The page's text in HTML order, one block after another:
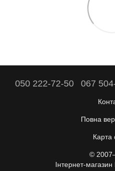
050 222-72-50 067
Повна
Карта
©
Інтернет-